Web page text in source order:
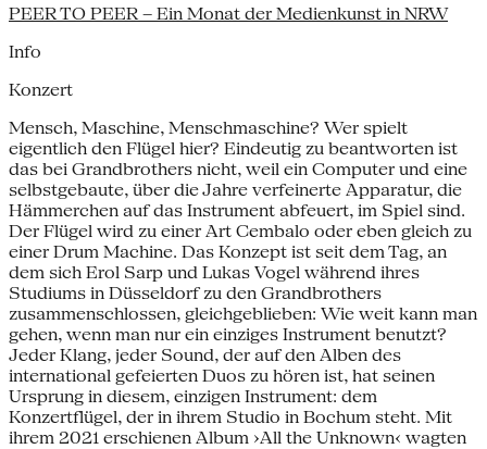
PEER TO PEER – Ein Monat der Medienkunst in NRW
Info
Konzert
Mensch, Maschine, Menschmaschine? Wer spielt
eigentlich den Flügel hier? Eindeutig zu beantworten ist
das bei Grandbrothers nicht, weil ein Computer und eine
selbstgebaute, über die Jahre verfeinerte Apparatur, die
Hämmerchen auf das Instrument abfeuert, im Spiel sind.
Der Flügel wird zu einer Art Cembalo oder eben gleich zu
einer Drum Machine. Das Konzept ist seit dem Tag, an
dem sich Erol Sarp und Lukas Vogel während ihres
Studiums in Düsseldorf zu den Grandbrothers
zusammenschlossen, gleichgeblieben: Wie weit kann man
gehen, wenn man nur ein einziges Instrument benutzt?
Jeder Klang, jeder Sound, der auf den Alben des
international gefeierten Duos zu hören ist, hat seinen
Ursprung in diesem, einzigen Instrument: dem
Konzertflügel, der in ihrem Studio in Bochum steht. Mit
ihrem 2021 erschienen Album ›All the Unknown‹ wagten